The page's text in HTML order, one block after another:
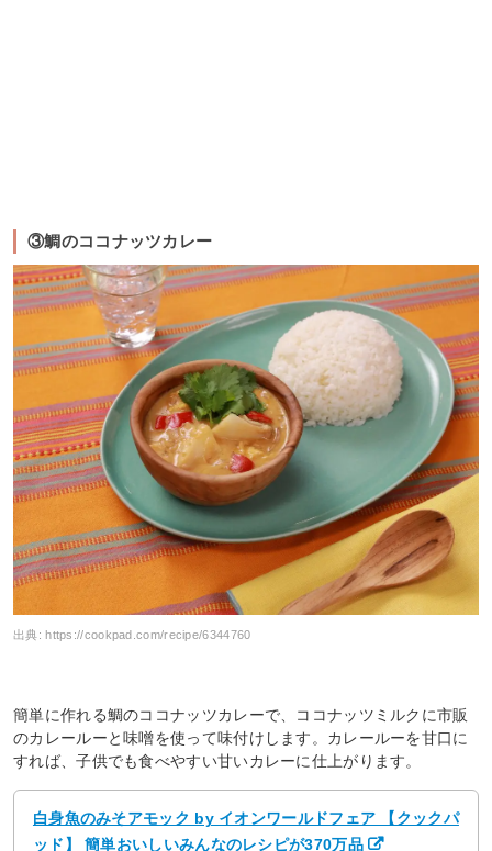
③鯛のココナッツカレー
出典:https://cookpad.com/recipe/6344760
簡単に作れる鯛のココナッツカレーで、ココナッツミルクに市販
のカレールーと味噌を使って味付けします。カレールーを甘口に
すれば、子供でも食べやすい甘いカレーに仕上がります。
白身魚のみそアモック by イオンワールドフェア 【クックパ
ッド】 簡単おいしいみんなのレシピが370万品